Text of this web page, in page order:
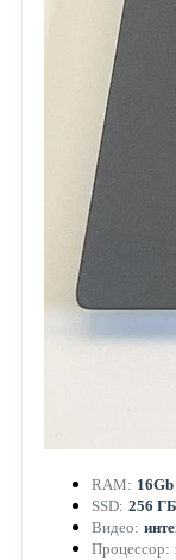
RAM: 16Gb
SSD: 256 ГБ
Видео:
Процессор: